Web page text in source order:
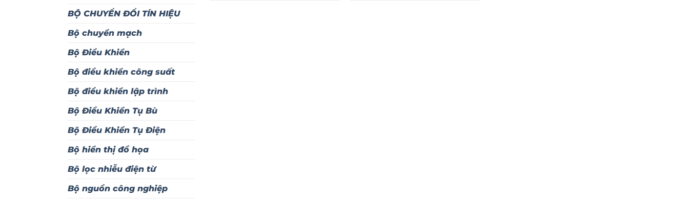
BỘ CHUYỂN ĐỔI TÍN HIỆU
Bộ chuyển mạch
Bộ Điều Khiển
Bộ điều khiển công suất
Bộ điều khiển lập trình
Bộ Điều Khiển Tụ Bù
Bộ Điều Khiển Tụ Điện
Bộ hiển thị đồ họa
Bộ lọc nhiễu điện từ
Bộ nguồn công nghiệp